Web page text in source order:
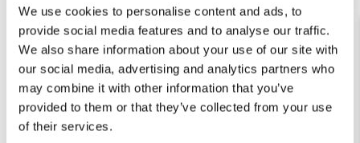
We use cookies to personalise content and ads, to
provide social media features and to analyse our traffic.
We also share information about your use of our site with
our social media, advertising and analytics partners who
may combine it with other information that you’ve
provided to them or that they’ve collected from your use
of their services.